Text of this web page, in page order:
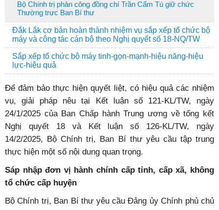
Bộ Chính trị phân công đồng chí Trần Cẩm Tú giữ chức
Thường trực Ban Bí thư
Đắk Lắk cơ bản hoàn thành nhiệm vụ sắp xếp tổ chức bộ
máy và công tác cán bộ theo Nghị quyết số 18-NQ/TW
Sắp xếp tổ chức bộ máy tinh-gọn-mạnh-hiệu năng-hiệu
lực-hiệu quả
Để đảm bảo thực hiện quyết liệt, có hiệu quả các nhiệm
vụ, giải pháp nêu tại Kết luận số 121-KL/TW, ngày
24/1/2025 của Ban Chấp hành Trung ương về tổng kết
Nghị quyết 18 và Kết luận số 126-KL/TW, ngày
14/2/2025, Bộ Chính trị, Ban Bí thư yêu cầu tập trung
thực hiện một số nội dung quan trọng.
Sáp nhập đơn vị hành chính cấp tỉnh, cấp xã, không
tổ chức cấp huyện
Bộ Chính trị, Ban Bí thư yêu cầu Đảng ủy Chính phủ chủ